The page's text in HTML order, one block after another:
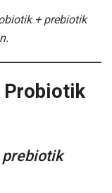
+ prebiotik
Probiotik